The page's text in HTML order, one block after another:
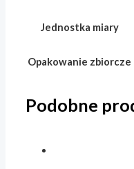
Jednostka miary
Opakowanie zbiorcze
Podobne